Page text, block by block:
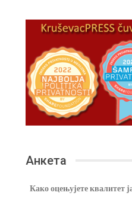
Анкета
Како оцењујете квалитет